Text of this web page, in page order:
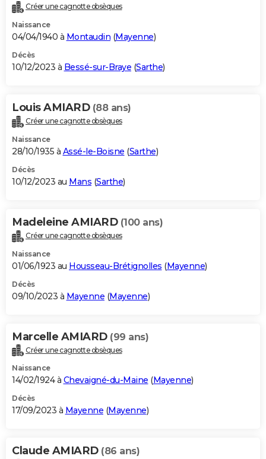
Créer une cagnotte obsèques
Naissance
04/04/1940 à Montaudin (Mayenne)
Décès
10/12/2023 à Bessé-sur-Braye (Sarthe)
Louis AMIARD (88 ans)
Créer une cagnotte obsèques
Naissance
28/10/1935 à Assé-le-Boisne (Sarthe)
Décès
10/12/2023 au Mans (Sarthe)
Madeleine AMIARD (100 ans)
Créer une cagnotte obsèques
Naissance
01/06/1923 au Housseau-Brétignolles (Mayenne)
Décès
09/10/2023 à Mayenne (Mayenne)
Marcelle AMIARD (99 ans)
Créer une cagnotte obsèques
Naissance
14/02/1924 à Chevaigné-du-Maine (Mayenne)
Décès
17/09/2023 à Mayenne (Mayenne)
Claude AMIARD (86 ans)